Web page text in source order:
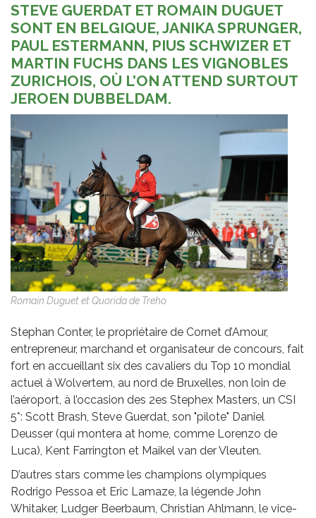
STEVE GUERDAT ET ROMAIN DUGUET
SONT EN BELGIQUE, JANIKA SPRUNGER,
PAUL ESTERMANN, PIUS SCHWIZER ET
MARTIN FUCHS DANS LES VIGNOBLES
ZURICHOIS, OÙ L’ON ATTEND SURTOUT
JEROEN DUBBELDAM.
Romain Duguet et Quorida de Treho
Stephan Conter, le propriétaire de Cornet d’Amour,
entrepreneur, marchand et organisateur de concours, fait
fort en accueillant six des cavaliers du Top 10 mondial
actuel à Wolvertem, au nord de Bruxelles, non loin de
l’aéroport, à l’occasion des 2es Stephex Masters, un CSI
5*: Scott Brash, Steve Guerdat, son "pilote" Daniel
Deusser (qui montera at home, comme Lorenzo de
Luca), Kent Farrington et Maikel van der Vleuten.
D’autres stars comme les champions olympiques
Rodrigo Pessoa et Eric Lamaze, la légende John
Whitaker, Ludger Beerbaum, Christian Ahlmann, le vice-